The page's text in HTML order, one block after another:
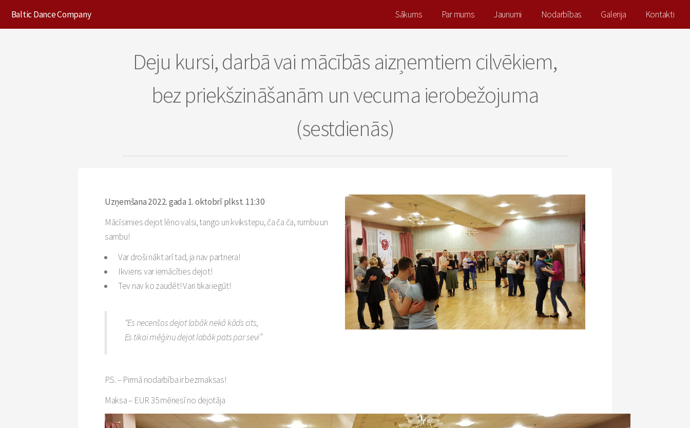
Baltic Dance Company Sākums Par mums Jaunumi Nodarbības Galerija Kontakti
Deju kursi, darbā vai mācībās aizņemtiem cilvēkiem,
bez priekšzināšanām un vecuma ierobežojuma
(sestdienās)
Uzņemšana 2022. gada 1. oktobrī plkst. 11:30
Mācīsimies dejot lēno valsi, tango un kvikstepu, ča ča ča, rumbu un
sambu!
Var droši nākt arī tad, ja nav partnera!
Ikviens var iemācīties dejot!
Tev nav ko zaudēt! Vari tikai iegūt!
“Es necenšos dejot labāk nekā kāds cits,
Es tikai mēģinu dejot labāk pats par sevi”
P.S. – Pirmā nodarbība ir bezmaksas!
Maksa – EUR 35 mēnesī no dejotāja